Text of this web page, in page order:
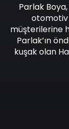
Parlak
otomotiv
müşterilerine
Parlak’ın
kuşak olan